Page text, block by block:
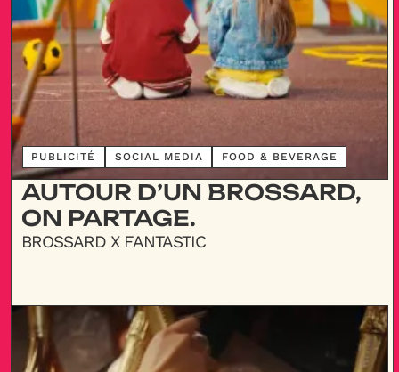
DÉCOUVRIR FOOD & BEVERAGE
SOCIAL MEDIA
PUBLICITÉ
AUTOUR D’UN BROSSARD,
ON PARTAGE.
BROSSARD X FANTASTIC